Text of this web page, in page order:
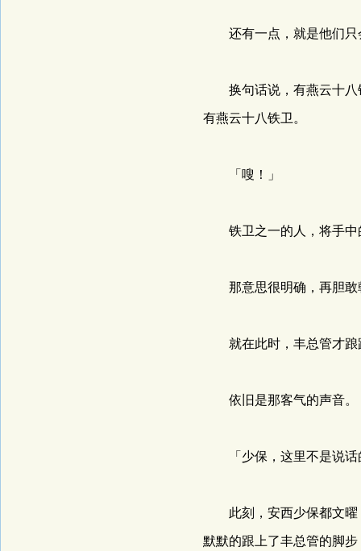
还有一点，就是他们只
换句话说，有燕云十八
有燕云十八铁卫。
「嗖！」
铁卫之一的人，将手中
那意思很明确，再胆敢
就在此时，丰总管才踉
依旧是那客气的声音。
「少保，这里不是说话
此刻，安西少保都文曜
默默的跟上了丰总管的脚